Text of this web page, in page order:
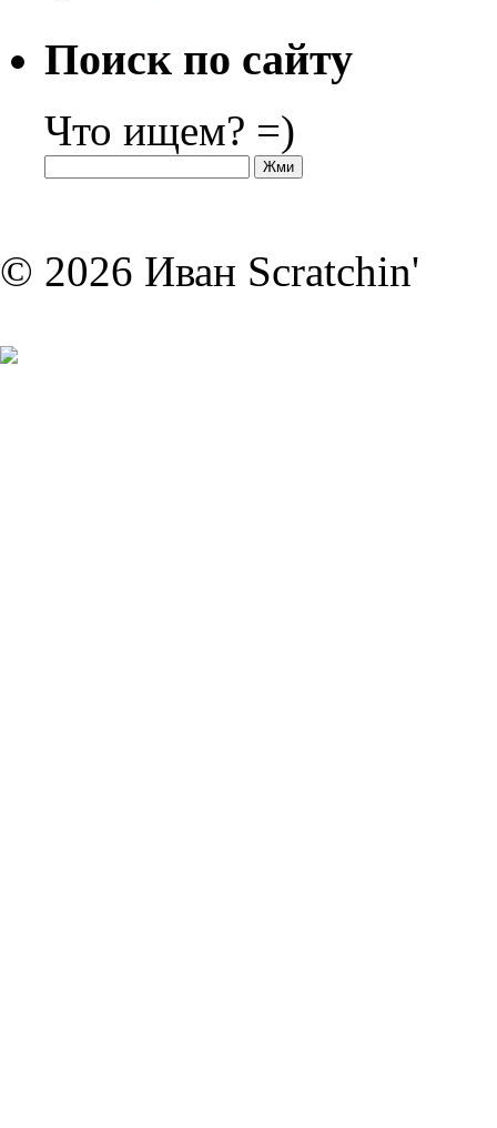
Поиск по сайту
Что ищем? =)
© 2026 Иван Scratchin'